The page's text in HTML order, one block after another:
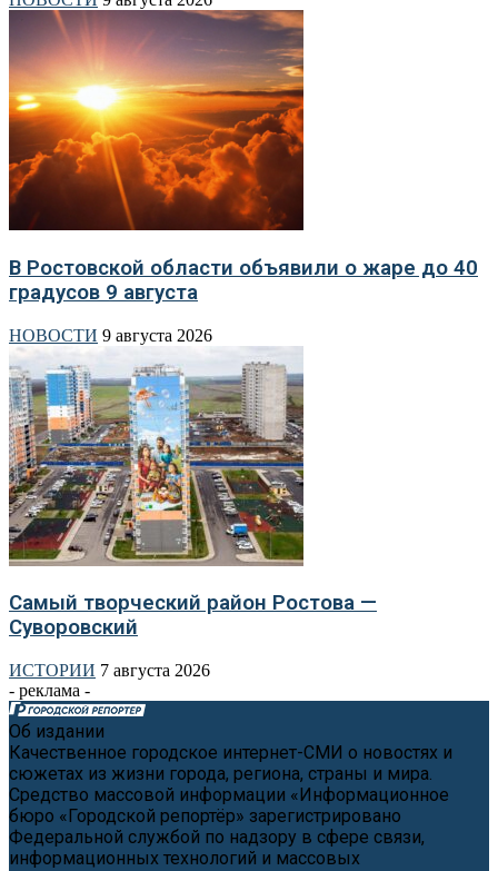
В Ростовской области объявили о жаре до 40
градусов 9 августа
НОВОСТИ 9 августа 2026
Самый творческий район Ростова —
Суворовский
ИСТОРИИ 7 августа 2026
- реклама -
Об издании
Качественное городское интернет-СМИ о новостях и
сюжетах из жизни города, региона, страны и мира.
Средство массовой информации «Информационное
бюро «Городской репортёр» зарегистрировано
Федеральной службой по надзору в сфере связи,
информационных технологий и массовых